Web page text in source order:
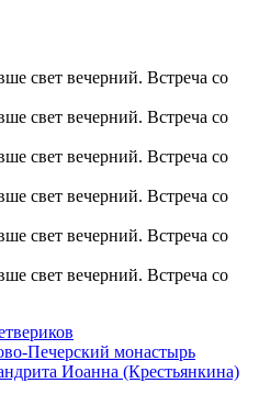
Печерский монастырь
Иоанна (Крестьянкина)